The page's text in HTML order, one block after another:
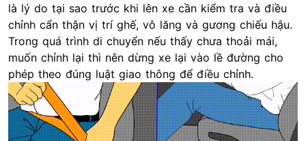
là lý do tại sao trước khi lên xe cần kiểm tra và điều
chỉnh cẩn thận vị trí ghế, vô lăng và gương chiếu hậu.
Trong quá trình di chuyển nếu thấy chưa thoải mái,
muốn chỉnh lại thì nên dừng xe lại vào lề đường cho
phép theo đúng luật giao thông để điều chỉnh.